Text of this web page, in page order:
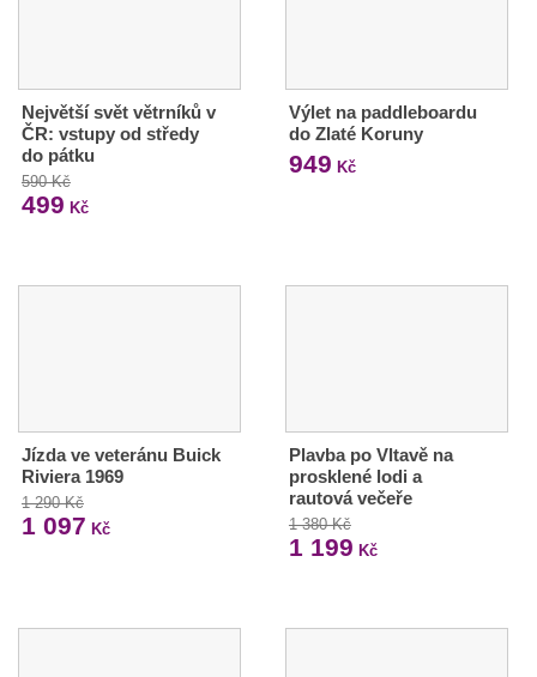
Největší svět větrníků v
ČR: vstupy od středy
do pátku
590 Kč
499 Kč
Výlet na paddleboardu
do Zlaté Koruny
949 Kč
Jízda ve veteránu Buick
Riviera 1969
1 290 Kč
1 097 Kč
Plavba po Vltavě na
prosklené lodi a
rautová večeře
1 380 Kč
1 199 Kč